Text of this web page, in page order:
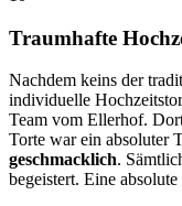
Traumhafte
Nachdem keins der
individuelle
Team vom Ellerhof.
Torte war ein absoluter
geschmacklich.
begeistert. Eine absolute